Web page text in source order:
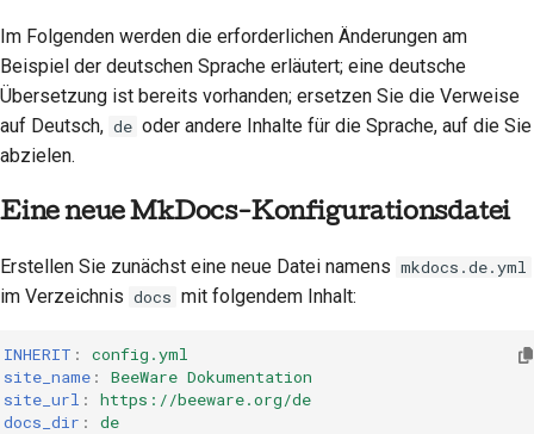
Im Folgenden werden die erforderlichen Änderungen am
Beispiel der deutschen Sprache erläutert; eine deutsche
Übersetzung ist bereits vorhanden; ersetzen Sie die Verweise
auf Deutsch, de oder andere Inhalte für die Sprache, auf die Sie
abzielen.
Eine neue MkDocs-Konfigurationsdatei
Erstellen Sie zunächst eine neue Datei namens mkdocs.de.yml
im Verzeichnis docs mit folgendem Inhalt:
INHERIT :
config.yml
site_name :
BeeWare Dokumentation
site_url :
https://beeware.org/de
docs_dir : de